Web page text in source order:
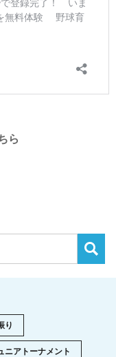
ら
り
ニアトーナメント